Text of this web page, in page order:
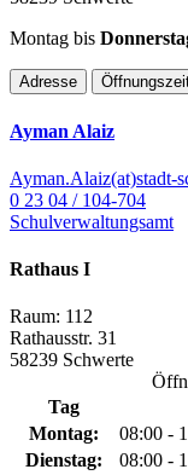
Montag bis
Adresse
Ayman Alaiz
Ayman.Alaiz(at)stadt-
0 23 04 / 104-704
Schulverwaltungsamt
Rathaus I
Raum: 112
Rathausstr. 31
58239 Schwerte
Tag
Montag:
08:00 -
Dienstag:
08:00 -